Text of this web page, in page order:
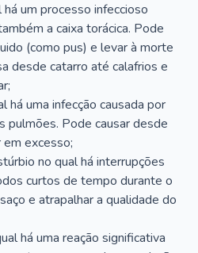
há um processo infeccioso
a caixa torácica. Pode
(como pus) e levar à morte
desde catarro até calafrios e
há uma infecção causada por
pulmões. Pode causar desde
excesso;
no qual há interrupções
curtos de tempo durante o
e atrapalhar a qualidade do
há uma reação significativa